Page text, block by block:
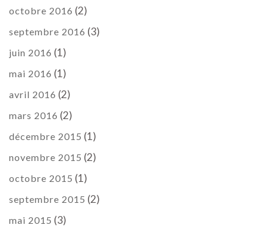
octobre 2016 (2)
septembre 2016 (3)
juin 2016 (1)
mai 2016 (1)
avril 2016 (2)
mars 2016 (2)
décembre 2015 (1)
novembre 2015 (2)
octobre 2015 (1)
septembre 2015 (2)
mai 2015 (3)